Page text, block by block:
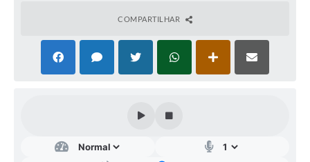
Serviços Online
Arquivos para Download
COMPARTILHAR